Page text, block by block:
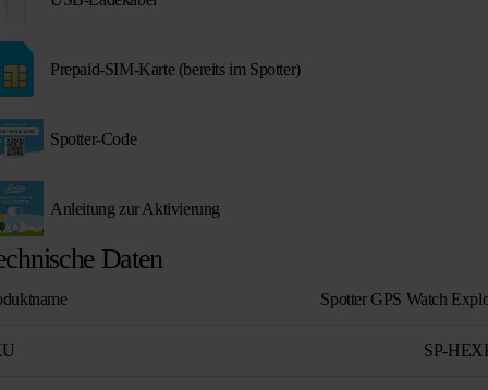
Daten
Spotter GPS Watch
SP-
Prepaid-SIM-Karte (bereits im Spotter)
Spotter-Code
Anleitung zur Aktivierung